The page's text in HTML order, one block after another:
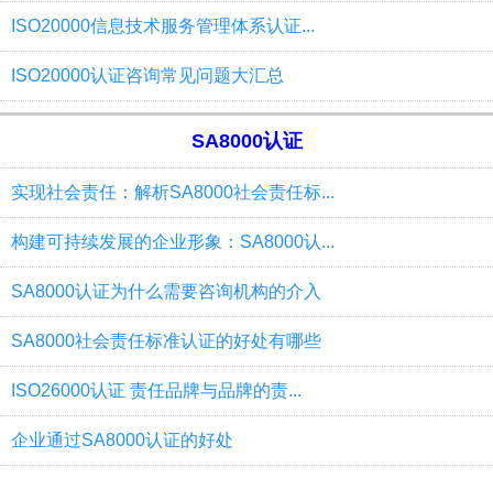
ISO20000信息技术服务管理体系认证...
ISO20000认证咨询常见问题大汇总
SA8000认证
实现社会责任：解析SA8000社会责任标...
构建可持续发展的企业形象：SA8000认...
SA8000认证为什么需要咨询机构的介入
SA8000社会责任标准认证的好处有哪些
ISO26000认证 责任品牌与品牌的责...
企业通过SA8000认证的好处